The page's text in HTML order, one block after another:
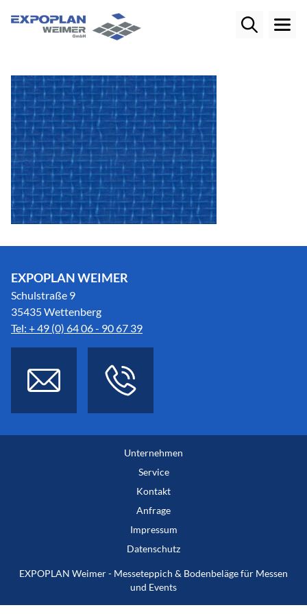
EXPOPLAN WEIMER
Schulstraße 9
35435 Wettenberg
Tel: + 49 (0) 64 06 - 90 67 39
Unternehmen
Service
Kontakt
Anfrage
Impressum
Datenschutz
EXPOPLAN Weimer - Messeteppich & Bodenbeläge für Messen
und Events